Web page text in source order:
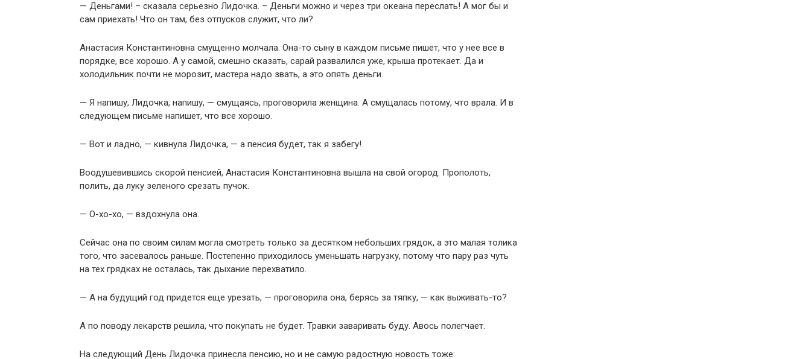
— Деньгами! – сказала серьезно Лидочка. – Деньги можно и через три океана переслать! А мог бы и
сам приехать! Что он там, без отпусков служит, что ли?
Анастасия Константиновна смущенно молчала. Она-то сыну в каждом письме пишет, что у нее все в
порядке, все хорошо. А у самой, смешно сказать, сарай развалился уже, крыша протекает. Да и
холодильник почти не морозит, мастера надо звать, а это опять деньги.
— Я напишу, Лидочка, напишу, — смущаясь, проговорила женщина. А смущалась потому, что врала. И в
следующем письме напишет, что все хорошо.
— Вот и ладно, — кивнула Лидочка, — а пенсия будет, так я забегу!
Воодушевившись скорой пенсией, Анастасия Константиновна вышла на свой огород. Прополоть,
полить, да луку зеленого срезать пучок.
— О-хо-хо, — вздохнула она.
Сейчас она по своим силам могла смотреть только за десятком небольших грядок, а это малая толика
того, что засевалось раньше. Постепенно приходилось уменьшать нагрузку, потому что пару раз чуть
на тех грядках не осталась, так дыхание перехватило.
— А на будущий год придется еще урезать, — проговорила она, берясь за тяпку, — как выживать-то?
А по поводу лекарств решила, что покупать не будет. Травки заваривать буду. Авось полегчает.
На следующий День Лидочка принесла пенсию, но и не самую радостную новость тоже: